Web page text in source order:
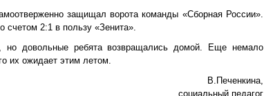
защищал ворота команды «Сборная России».
счетом 2:1 в пользу «Зенита».
но довольные ребята возвращались домой. Еще немало
их ожидает этим летом.
В.Печенкина,
социальный педагог